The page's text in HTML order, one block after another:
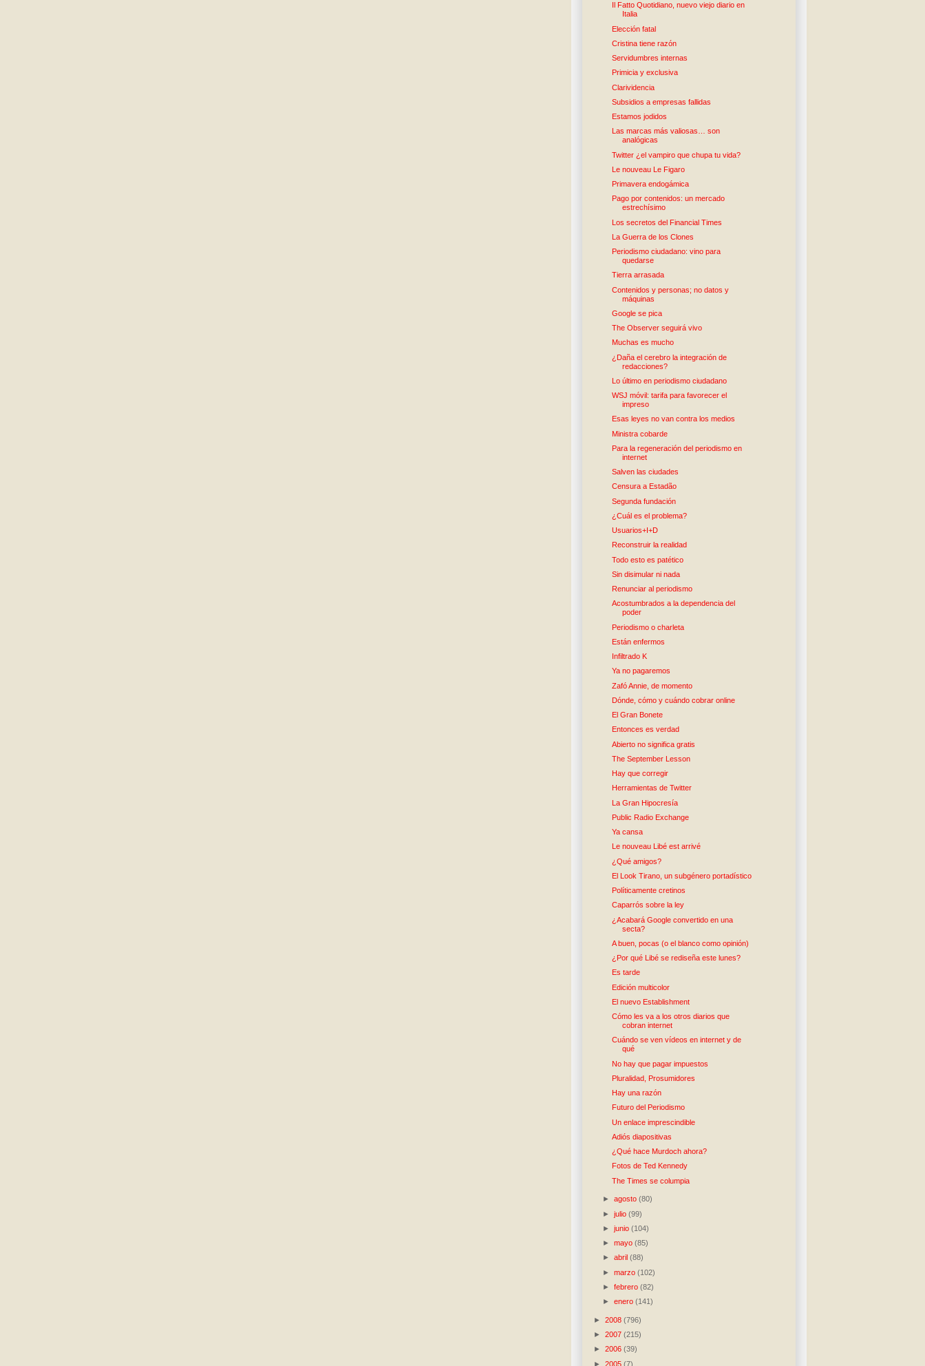
Il Fatto Quotidiano, nuevo viejo diario en
Italia
Elección fatal
Cristina tiene razón
Servidumbres internas
Primicia y exclusiva
Clarividencia
Subsidios a empresas fallidas
Estamos jodidos
Las marcas más valiosas… son
analógicas
Twitter ¿el vampiro que chupa tu vida?
Le nouveau Le Figaro
Primavera endogámica
Pago por contenidos: un mercado
estrechísimo
Los secretos del Financial Times
La Guerra de los Clones
Periodismo ciudadano: vino para
quedarse
Tierra arrasada
Contenidos y personas; no datos y
máquinas
Google se pica
The Observer seguirá vivo
Muchas es mucho
¿Daña el cerebro la integración de
redacciones?
Lo último en periodismo ciudadano
WSJ móvil: tarifa para favorecer el
impreso
Esas leyes no van contra los medios
Ministra cobarde
Para la regeneración del periodismo en
internet
Salven las ciudades
Censura a Estadão
Segunda fundación
¿Cuál es el problema?
Usuarios+I+D
Reconstruir la realidad
Todo esto es patético
Sin disimular ni nada
Renunciar al periodismo
Acostumbrados a la dependencia del
poder
Periodismo o charleta
Están enfermos
Infiltrado K
Ya no pagaremos
Zafó Annie, de momento
Dónde, cómo y cuándo cobrar online
El Gran Bonete
Entonces es verdad
Abierto no significa gratis
The September Lesson
Hay que corregir
Herramientas de Twitter
La Gran Hipocresía
Public Radio Exchange
Ya cansa
Le nouveau Libé est arrivé
¿Qué amigos?
El Look Tirano, un subgénero portadístico
Políticamente cretinos
Caparrós sobre la ley
¿Acabará Google convertido en una
secta?
A buen, pocas (o el blanco como opinión)
¿Por qué Libé se rediseña este lunes?
Es tarde
Edición multicolor
El nuevo Establishment
Cómo les va a los otros diarios que
cobran internet
Cuándo se ven vídeos en internet y de
qué
No hay que pagar impuestos
Pluralidad, Prosumidores
Hay una razón
Futuro del Periodismo
Un enlace imprescindible
Adiós diapositivas
¿Qué hace Murdoch ahora?
Fotos de Ted Kennedy
The Times se columpia
►agosto(80)
►julio(99)
►junio(104)
►mayo(85)
►abril(88)
►marzo(102)
►febrero(82)
►enero(141)
► 2008 (796)
► 2007 (215)
► 2006 (39)
► 2005 (7)